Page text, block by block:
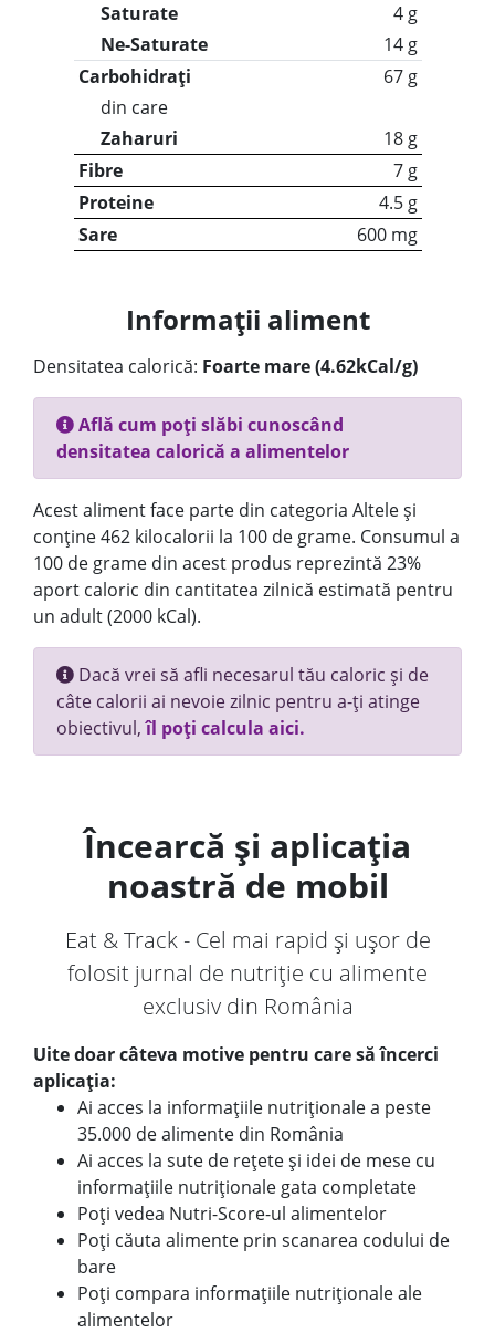
Saturate
4 g
Ne-Saturate
14 g
Carbohidrați
67 g
din care
Zaharuri
18 g
Fibre
7 g
Proteine
4.5 g
Sare
600 mg
Informații aliment
Densitatea calorică: Foarte mare (4.62kCal/g)
Află cum poți slăbi cunoscând
densitatea calorică a alimentelor
Acest aliment face parte din categoria Altele și
conține 462 kilocalorii la 100 de grame. Consumul a
100 de grame din acest produs reprezintă 23%
aport caloric din cantitatea zilnică estimată pentru
un adult (2000 kCal).
Dacă vrei să afli necesarul tău caloric și de
câte calorii ai nevoie zilnic pentru a-ți atinge
obiectivul,îl poți calcula aici.
Încearcă și aplicația
noastră de mobil
Eat & Track - Cel mai rapid și ușor de
folosit jurnal de nutriție cu alimente
exclusiv din România
Uite doar câteva motive pentru care să încerci
aplicația:
Ai acces la informațiile nutriționale a peste
35.000 de alimente din România
Ai acces la sute de rețete și idei de mese cu
informațiile nutriționale gata completate
Poți vedea Nutri-Score-ul alimentelor
Poți căuta alimente prin scanarea codului de
bare
Poți compara informațiile nutriționale ale
alimentelor